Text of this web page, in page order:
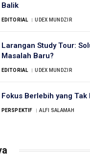
Balik
EDITORIAL UDEX MUNDZIR
Larangan Study Tour:
Masalah Baru?
EDITORIAL UDEX MUNDZIR
Fokus Berlebih yang Tak
PERSPEKTIF ALFI SALAMAH